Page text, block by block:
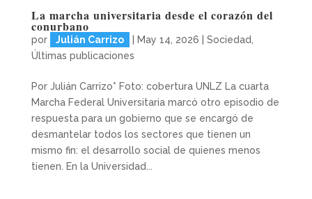
La marcha universitaria desde el corazón del
conurbano
por Julián Carrizo May 14, 2026 Sociedad
Últimas publicaciones
Por Julián Carrizo* Foto: cobertura UNLZ La cuarta
Marcha Federal Universitaria marcó otro episodio de
respuesta para un gobierno que se encargó de
desmantelar todos los sectores que tienen un
mismo fin: el desarrollo social de quienes menos
tienen. En la Universidad...